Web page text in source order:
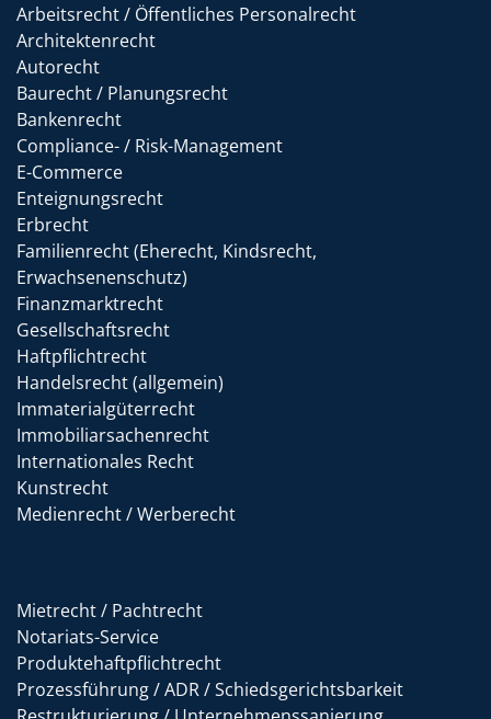
Arbeitsrecht / Öffentliches Personalrecht
Architektenrecht
Autorecht
Baurecht / Planungsrecht
Bankenrecht
Compliance- / Risk-Management
E-Commerce
Enteignungsrecht
Erbrecht
Familienrecht (Eherecht, Kindsrecht,
Erwachsenenschutz)
Finanzmarktrecht
Gesellschaftsrecht
Haftpflichtrecht
Handelsrecht (allgemein)
Immaterialgüterrecht
Immobiliarsachenrecht
Internationales Recht
Kunstrecht
Medienrecht / Werberecht
Mietrecht / Pachtrecht
Notariats-Service
Produktehaftpflichtrecht
Prozessführung / ADR / Schiedsgerichtsbarkeit